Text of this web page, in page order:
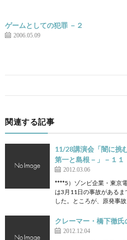
ゲームとしての犯罪 －２
2006.05.09
関連する記事
11/28講演会「闇に挑
第一と島根－」－１１
2012.03.06
****5）ゾンビ企業・東京
は3月11日の事故がある
した。ところが、原発事
クレーマー・橋下徹
2012.12.04